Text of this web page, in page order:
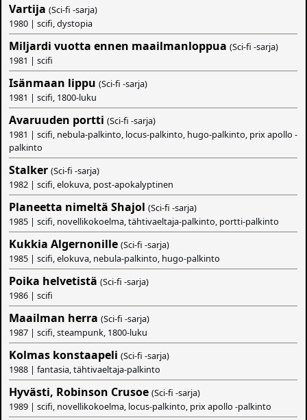
Vartija (Sci-fi -sarja)
1980 | scifi, dystopia
Miljardi vuotta ennen maailmanloppua (Sci-fi -sarja)
1981 | scifi
Isänmaan lippu (Sci-fi -sarja)
1981 | scifi, 1800-luku
Avaruuden portti (Sci-fi -sarja)
1981 | scifi, nebula-palkinto, locus-palkinto, hugo-palkinto, prix apollo -
palkinto
Stalker (Sci-fi -sarja)
1982 | scifi, elokuva, post-apokalyptinen
Planeetta nimeltä Shajol (Sci-fi -sarja)
1985 | scifi, novellikokoelma, tähtivaeltaja-palkinto, portti-palkinto
Kukkia Algernonille (Sci-fi -sarja)
1985 | scifi, elokuva, nebula-palkinto, hugo-palkinto
Poika helvetistä (Sci-fi -sarja)
1986 | scifi
Maailman herra (Sci-fi -sarja)
1987 | scifi, steampunk, 1800-luku
Kolmas konstaapeli (Sci-fi -sarja)
1988 | fantasia, tähtivaeltaja-palkinto
Hyvästi, Robinson Crusoe (Sci-fi -sarja)
1989 | scifi, novellikokoelma, locus-palkinto, prix apollo -palkinto